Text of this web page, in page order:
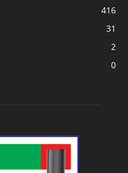
416
31
2
0